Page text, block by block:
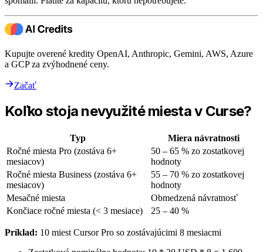
Kupujte overené kredity OpenAI, Anthropic, Gemini, AWS, Azure
a GCP za zvýhodnené ceny.
Začať
Koľko stoja nevyužité miesta v Curse?
Typ
Miera návratnosti
Ročné miesta Pro (zostáva 6+
mesiacov)
50 – 65 % zo zostatkovej
hodnoty
Ročné miesta Business (zostáva 6+
mesiacov)
55 – 70 % zo zostatkovej
hodnoty
Mesačné miesta
Obmedzená návratnosť
Končiace ročné miesta (< 3 mesiace)
25 – 40 %
Príklad: 10 miest Cursor Pro so zostávajúcimi 8 mesiacmi